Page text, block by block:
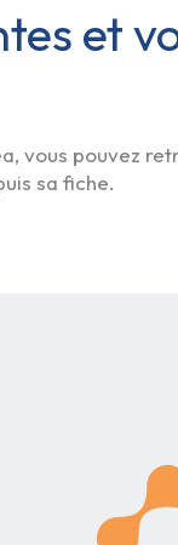
et
vous pouvez
sa fiche.